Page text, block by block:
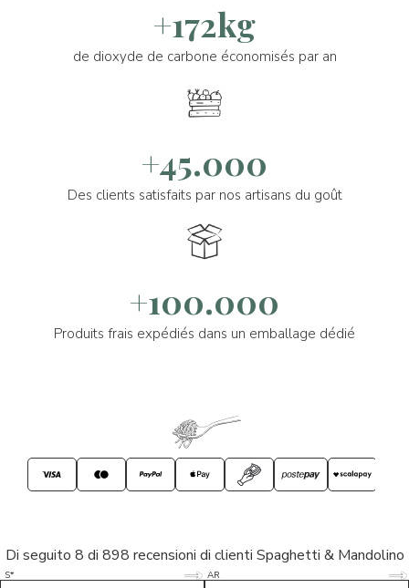
+172kg
de dioxyde de carbone économisés par an
+45.000
Des clients satisfaits par nos artisans du goût
+100.000
Produits frais expédiés dans un emballage dédié
Di seguito 8 di 898 recensioni di clienti Spaghetti & Mandolino
S* 5/5 AR 5/5